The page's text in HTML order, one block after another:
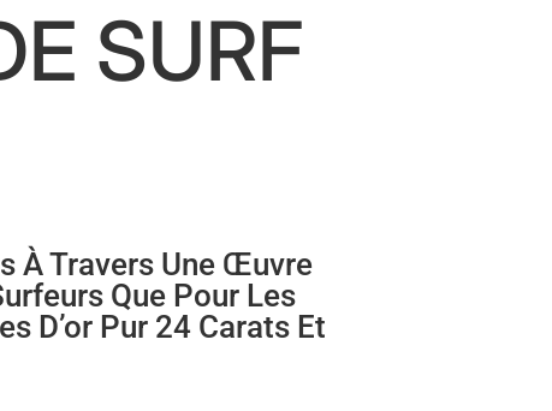
SURF
À Travers Une Œuvre
Que Pour Les
D’or Pur 24 Carats Et